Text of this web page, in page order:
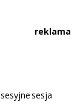
reklama
sesyjnesesja